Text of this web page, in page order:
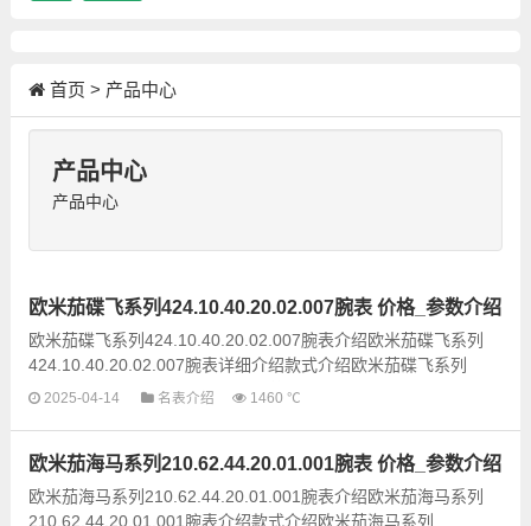
首页 > 产品中心
产品中心
产品中心
欧米茄碟飞系列424.10.40.20.02.007腕表 价格_参数介绍
欧米茄碟飞系列424.10.40.20.02.007腕表介绍欧米茄碟飞系列
424.10.40.20.02.007腕表详细介绍款式介绍欧米茄碟飞系列
424.10.40.20.02.007腕表是欧米茄品牌中备受追捧的经典...
2025-04-14 名表介绍 1460 ℃
欧米茄海马系列210.62.44.20.01.001腕表 价格_参数介绍
欧米茄海马系列210.62.44.20.01.001腕表介绍欧米茄海马系列
210.62.44.20.01.001腕表介绍款式介绍欧米茄海马系列